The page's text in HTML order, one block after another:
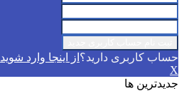
حساب کاربری دارید؟ از اینجا وارد شوید
X
جدیدترین ها